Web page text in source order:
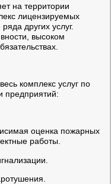
на территории
лицензируемых
других услуг.
высоком
комплекс услуг по
предприятий:
оценка пожарных
работы.